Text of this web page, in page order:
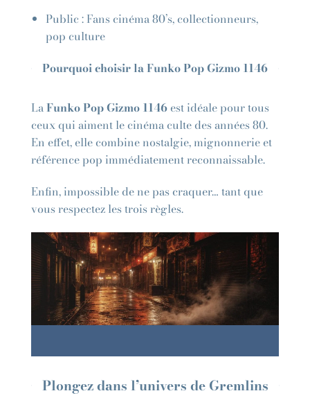
Public : Fans cinéma 80’s, collectionneurs,
pop culture
Pourquoi choisir la Funko Pop Gizmo 1146
LaFunko Pop Gizmo 1146 est idéale pour tous
ceux qui aiment le cinéma culte des années 80.
En effet, elle combine nostalgie, mignonnerie et
référence pop immédiatement reconnaissable.
Enfin, impossible de ne pas craquer… tant que
vous respectez les trois règles.
Plongez dans l’univers de Gremlins